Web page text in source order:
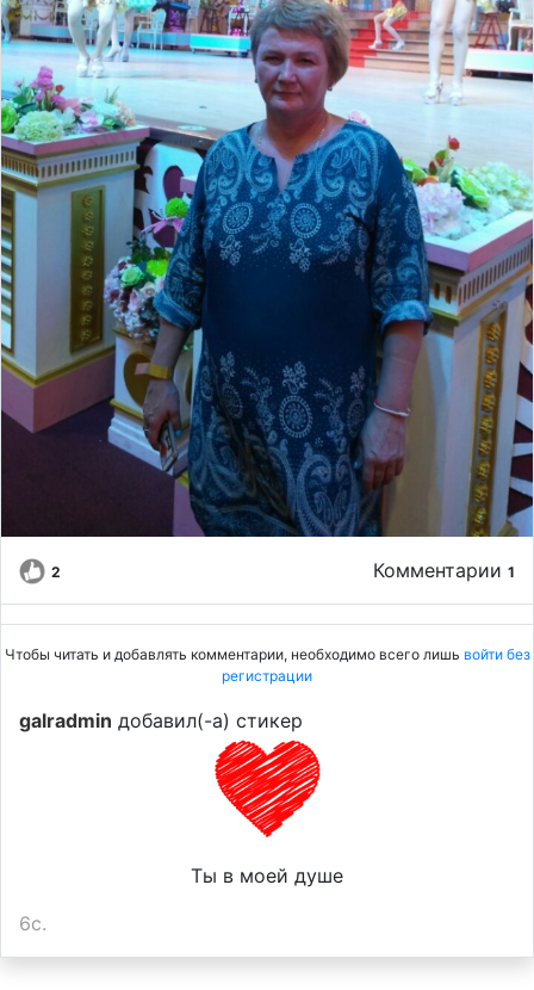
2 Комментарии 1
Чтобы читать и добавлять комментарии, необходимо всего лишь войти без
регистрации
galradmin добавил(-а) стикер
Ты в моей душе
6с.